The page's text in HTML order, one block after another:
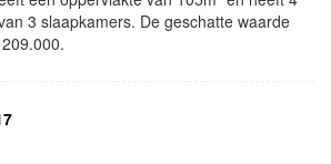
3 slaapkamers. De geschatte waarde